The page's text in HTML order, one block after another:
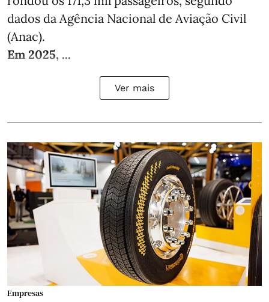
dados da Agência Nacional de Aviação Civil
(Anac).
Em 2025, ...
Ver mais
Empresas